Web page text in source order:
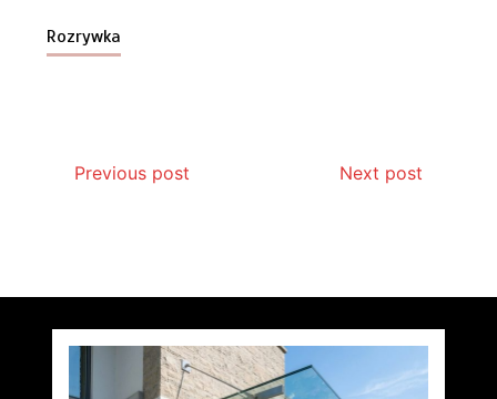
Rozrywka
Previous post Next post